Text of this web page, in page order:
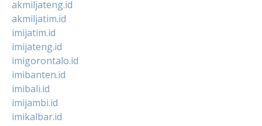
akmiljateng.id
akmiljatim.id
imijatim.id
imijateng.id
imigorontalo.id
imibanten.id
imibali.id
imijambi.id
imikalbar.id